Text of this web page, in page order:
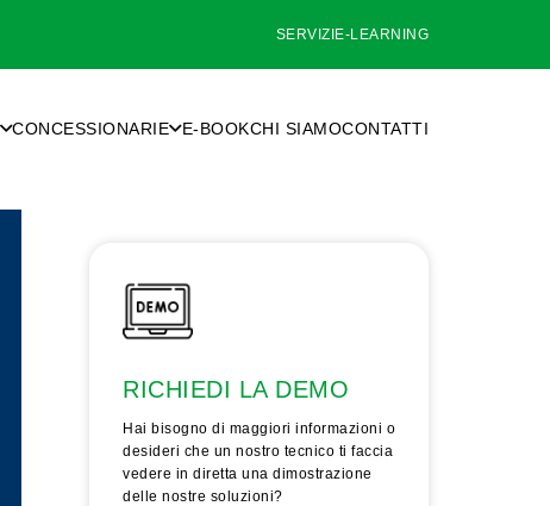
SERVIZI E-LEARNING
CONCESSIONARIE E-BOOKCHI SIAMOCONTATTI
RICHIEDI LA DEMO
Hai bisogno di maggiori informazioni o
desideri che un nostro tecnico ti faccia
vedere in diretta una dimostrazione
delle nostre soluzioni?